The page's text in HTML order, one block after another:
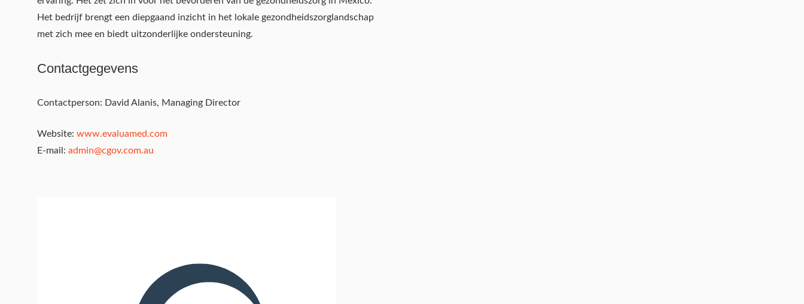
Het bedrijf brengt een diepgaand inzicht in het lokale gezondheidszorglandschap
met zich mee en biedt uitzonderlijke ondersteuning.
Contactgegevens
Contactperson: David Alanis, Managing Director
Website: www.evaluamed.com
E-mail: admin@cgov.com.au